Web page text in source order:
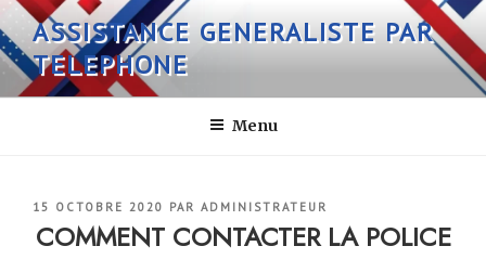
Aller
au
contenu
principal
ASSISTANCE GENERALISTE PAR
TELEPHONE
Menu
PUBLIÉ
LE
15 OCTOBRE 2020 PAR ADMINISTRATEUR
COMMENT CONTACTER LA POLICE